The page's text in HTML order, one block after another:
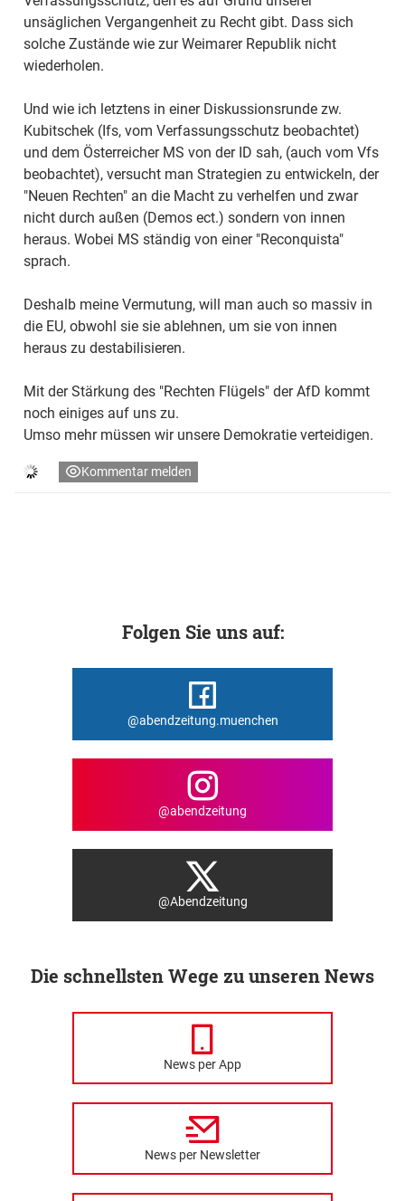
unsäglichen Vergangenheit zu Recht gibt. Dass sich
solche Zustände wie zur Weimarer Republik nicht
wiederholen.
Und wie ich letztens in einer Diskussionsrunde zw.
Kubitschek (Ifs, vom Verfassungsschutz beobachtet)
und dem Österreicher MS von der ID sah, (auch vom Vfs
beobachtet), versucht man Strategien zu entwickeln, der
"Neuen Rechten" an die Macht zu verhelfen und zwar
nicht durch außen (Demos ect.) sondern von innen
heraus. Wobei MS ständig von einer "Reconquista"
sprach.
Deshalb meine Vermutung, will man auch so massiv in
die EU, obwohl sie sie ablehnen, um sie von innen
heraus zu destabilisieren.
Mit der Stärkung des "Rechten Flügels" der AfD kommt
noch einiges auf uns zu.
Umso mehr müssen wir unsere Demokratie verteidigen.
Kommentar melden
Folgen Sie uns auf:
@abendzeitung.muenchen
@abendzeitung
@Abendzeitung
Die schnellsten Wege zu unseren News
News per App
News per Newsletter